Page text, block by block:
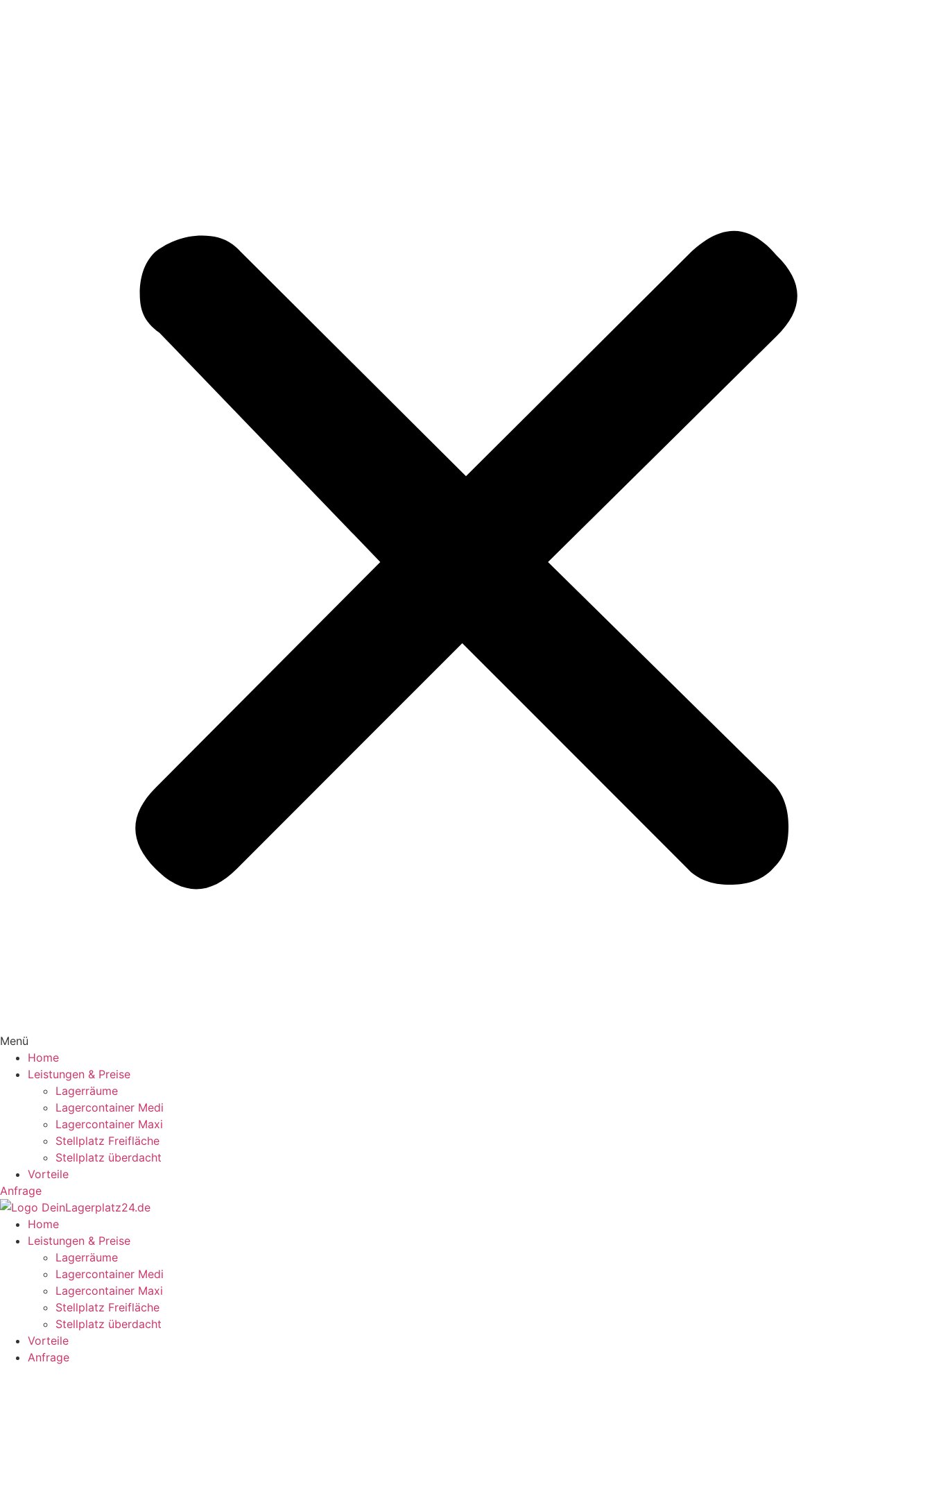
Menü
Home
Leistungen & Preise
Lagerräume
Lagercontainer Medi
Lagercontainer Maxi
Stellplatz Freifläche
Stellplatz überdacht
Vorteile
Anfrage
Home
Leistungen & Preise
Lagerräume
Lagercontainer Medi
Lagercontainer Maxi
Stellplatz Freifläche
Stellplatz überdacht
Vorteile
Anfrage